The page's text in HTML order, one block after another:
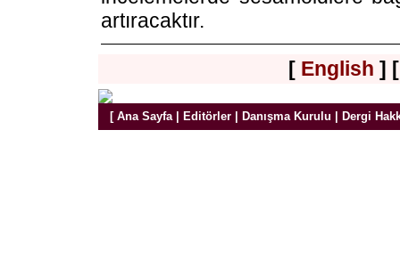
artıracaktır.
[ English ]
[ Ana Sayfa| Editörler| Danışma Kurulu Dergi